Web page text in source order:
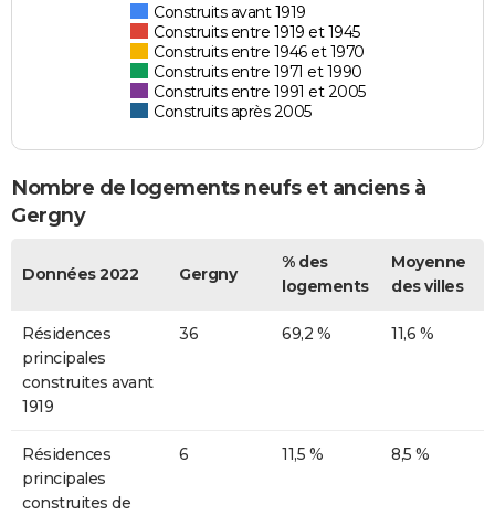
Construits avant 1919
Construits entre 1919 et 1945
Construits entre 1946 et 1970
Construits entre 1971 et 1990
Construits entre 1991 et 2005
Construits après 2005
Nombre de logements neufs et anciens à
Gergny
Données 2022 Gergny
% des
logements
Moyenne
des villes
Résidences
principales
construites avant
1919
36 69,2 % 11,6 %
Résidences
principales
construites de
6 11,5 % 8,5 %